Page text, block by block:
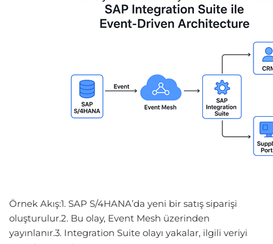
Örnek Akış:1. SAP S/4HANA’da yeni bir satış siparişi
oluşturulur.2. Bu olay, Event Mesh üzerinden
yayınlanır.3. Integration Suite olayı yakalar, ilgili veriyi